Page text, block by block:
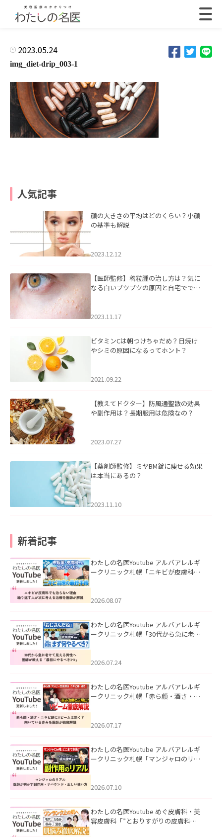
2023.05.24
img_diet-drip_003-1
人気記事
顔の大きさの平均はどのくらい？小顔
の基準も解説
2023.12.12
【医師監修】稗粒腫の治し方は？気に
なる白いブツブツの原因と自宅ででき
2023.11.17
ビタミンCは朝つけちゃだめ？日焼け
やシミの原因になるってホント？
2021.09.22
【教えてドクター】防風通聖散の効果
や副作用は？長期服用は危険なの？
2023.07.27
【薬剤師監修】ミヤBM錠に痩せる効果
は本当にあるの？
2023.11.10
新着記事
わたしの名医Youtube アルバアレルギ
ークリニック札幌「ニキビが皮膚科で
ました。
2026.08.07
わたしの名医Youtube アルバアレルギ
ークリニック札幌「30代から急に老け
た。
2026.07.24
わたしの名医Youtube アルバアレルギ
ークリニック札幌「赤ら顔・酒さ・ニ
した。
2026.07.17
わたしの名医Youtube アルバアレルギ
ークリニック札幌「マンジャロのリア
た。
2026.07.10
わたしの名医Youtube めぐ皮膚科・美
容皮膚科「”とおりすがりの皮膚科